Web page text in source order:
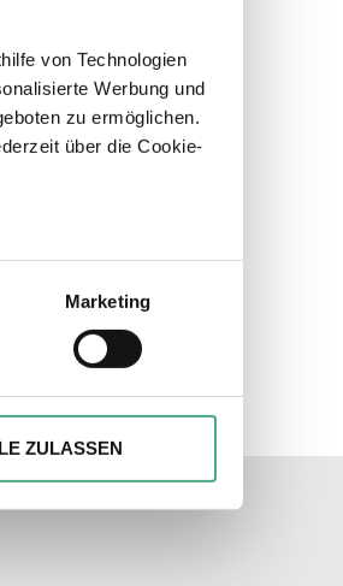
von Technologien
Werbung und
zu ermöglichen.
über die Cookie-
imAbschnitt
anbieten zu können und
unserer
Marketing
ZULASSEN